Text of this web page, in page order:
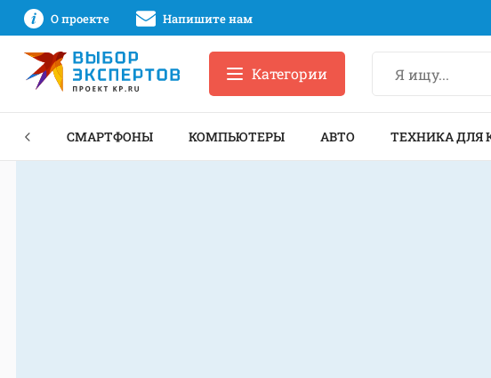
О проекте Напишите нам
Категории
СМАРТФОНЫ КОМПЬЮТЕРЫ АВТО ТЕХНИКА ДЛЯ